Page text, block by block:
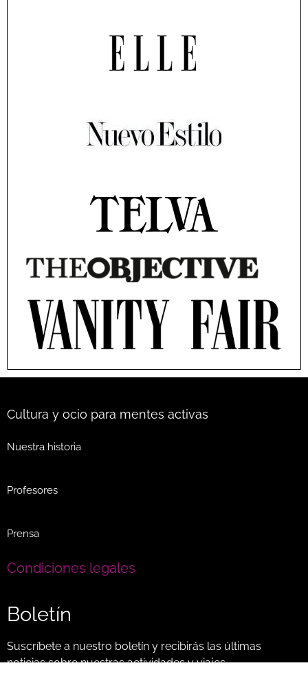
Cultura y ocio para mentes activas
Nuestra historia
Profesores
Prensa
Condiciones legales
Boletín
Suscríbete a nuestro boletín y recibirás las últimas
noticias sobre nuestras actividades y viajes…